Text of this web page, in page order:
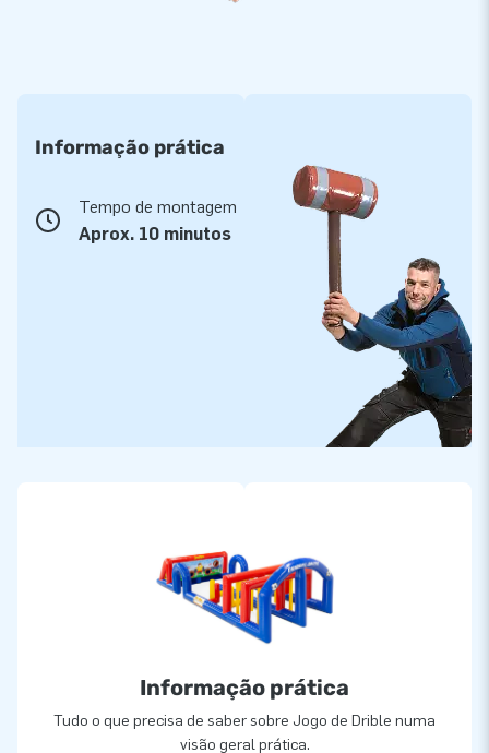
Informação prática
Tempo de montagem
Aprox. 10 minutos
Informação prática
Tudo o que precisa de saber sobre Jogo de Drible numa
visão geral prática.